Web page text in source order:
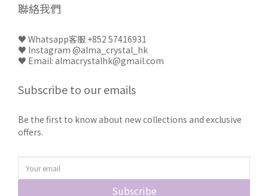
聯絡我們
♥ Whatsapp客服 +852 57416931
♥ Instagram @alma_crystal_hk
♥ Email: almacrystalhk@gmail.com
Subscribe to our emails
Be the first to know about new collections and exclusive
offers.
Subscribe